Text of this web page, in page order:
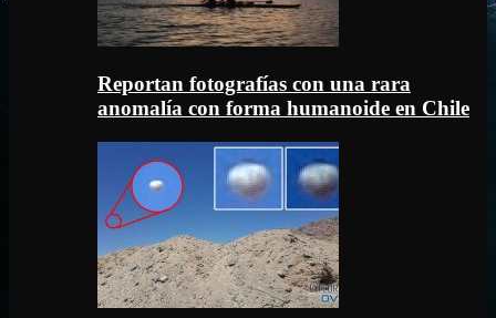
Reportan fotografías con una rara
anomalía con forma humanoide en Chile